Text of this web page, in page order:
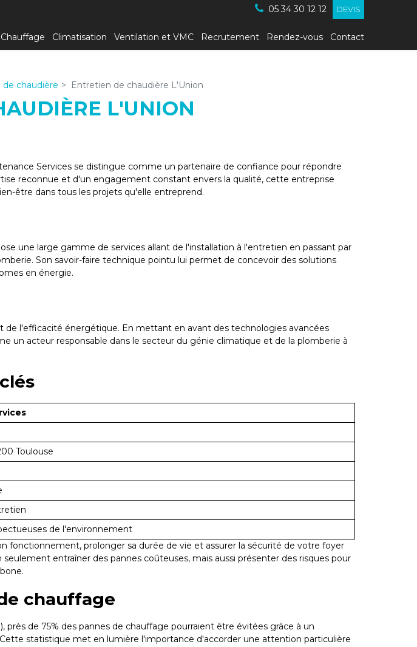
05 34 30 12 12 DEVIS
Chauffage Climatisation Ventilation et VMC Recrutement Rendez-vous Contact
chaudière Entretien de chaudière L'Union
L'UNION
Services se distingue comme un partenaire de confiance pour répondre
reconnue et d'un engagement constant envers la qualité, cette entreprise
être dans tous les projets qu'elle entreprend.
une large gamme de services allant de l'installation à l'entretien en passant par
Son savoir-faire technique pointu lui permet de concevoir des solutions
en énergie.
l'efficacité énergétique. En mettant en avant des technologies avancées
un acteur responsable dans le secteur du génie climatique et de la plomberie à
Toulouse
de l'environnement
fonctionnement, prolonger sa durée de vie et assurer la sécurité de votre foyer
entraîner des pannes coûteuses, mais aussi présenter des risques pour
chauffage
de 75% des pannes de chauffage pourraient être évitées grâce à un
statistique met en lumière l'importance d'accorder une attention particulière